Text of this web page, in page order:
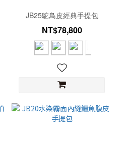
JB25鴕鳥皮經典手提包
NT$78,800